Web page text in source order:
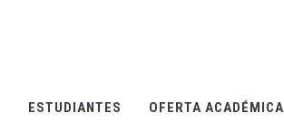
ESTUDIANTES OFERTA ACADÉMICA